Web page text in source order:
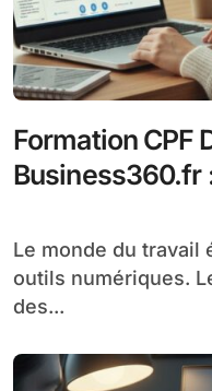
Formation CPF
Business360.fr
Le monde du travail évolue vite avec l’essor des
outils numériques.
des...